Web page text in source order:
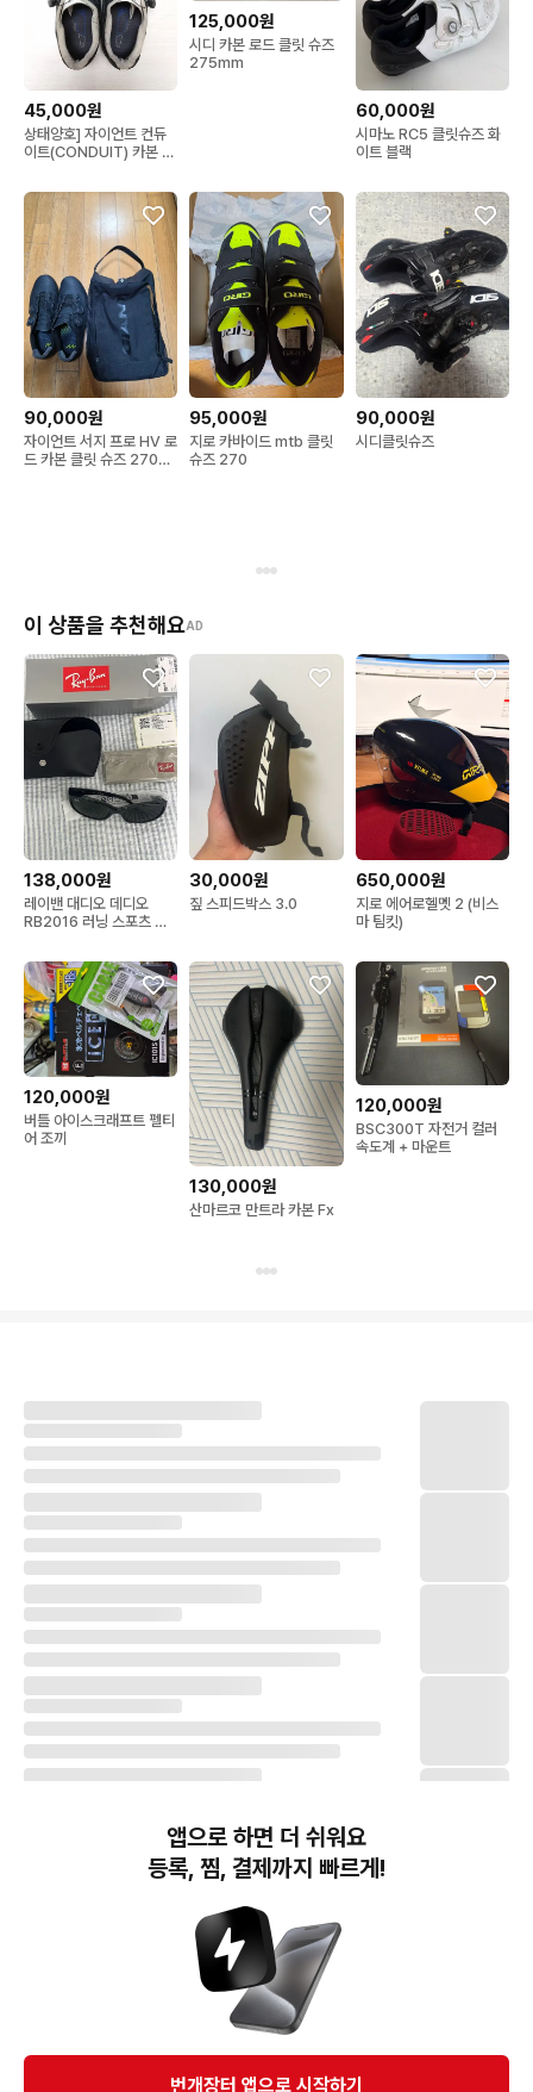
45,000원
상태양호] 자이언트 컨듀
이트(CONDUIT) 카본 클
이즈 팝니다. (택포4.5만)
125,000원
시디 카본 로드 클릿 슈즈
275mm
60,000원
시마노 RC5 클릿슈즈 화
이트 블랙
90,000원
자이언트 서지 프로 HV 로
드 카본 클릿 슈즈 270사
95,000원
지로 카바이드 mtb 클릿
슈즈 270
90,000원
시디클릿슈즈
이 상품을 추천해요AD
138,000원
레이밴 대디오 데디오
RB2016 러닝 스포츠 고
30,000원
짚 스피드박스 3.0
650,000원
지로 에어로헬멧 2 (비스
마 팀킷)
120,000원
버틀 아이스크래프트 펠티
어 조끼
130,000원
산마르코 만트라 카본 Fx
120,000원
BSC300T 자전거 컬러
속도계 + 마운트
번개장터(주) 사업자정보, 이용약관 및 기타 법적고지
번개장터㈜는 통신판매중개자이며, 통신판매의 당사자가 아닙니다. 전자상거래 등에서의
소비자보호에 관한 법률 등 관련 법령 및 번개장터㈜의 약관에 따라 상품, 상품정보, 거래에 관한 책임은
개별 판매자에게 귀속하고, 번개장터㈜는 원칙적으로 회원간 거래에 대하여 책임을 지지 않습니다.
다만, 번개장터㈜가 직접 판매하는 상품에 대한 책임은 번개장터㈜에게 귀속합니다.
앱으로 하면 더 쉬워요
등록, 찜, 결제까지 빠르게!
번개장터 앱으로 시작하기